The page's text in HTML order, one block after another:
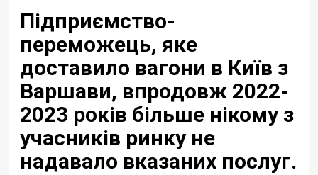
Підприємство-
переможець, яке
доставило вагони в Київ з
Варшави, впродовж 2022-
2023 років більше нікому з
учасників ринку не
надавало вказаних послуг.